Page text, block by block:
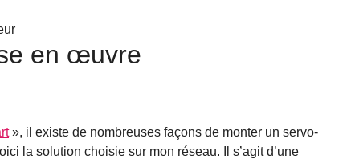
en œuvre
», il existe de nombreuses façons de monter un servo-
la solution choisie sur mon réseau. Il s’agit d’une